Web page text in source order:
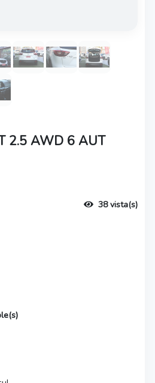
2.5 AWD 6 AUT
38 vista(s)